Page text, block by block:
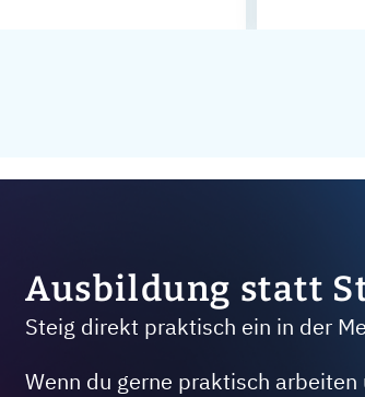
Ausbildung statt
Steig direkt praktisch ein in der
Wenn du gerne praktisch